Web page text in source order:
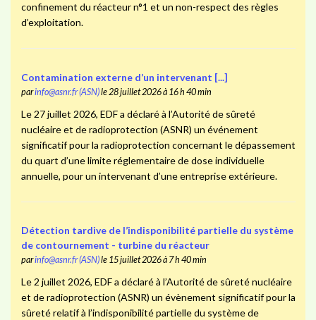
confinement du réacteur n°1 et un non-respect des règles
d’exploitation.
Contamination externe d’un intervenant [...]
parinfo@asnr.fr (ASN)le 28 juillet 2026 à 16 h 40 min
Le 27 juillet 2026, EDF a déclaré à l’Autorité de sûreté
nucléaire et de radioprotection (ASNR) un événement
significatif pour la radioprotection concernant le dépassement
du quart d’une limite réglementaire de dose individuelle
annuelle, pour un intervenant d’une entreprise extérieure.
Détection tardive de l’indisponibilité partielle du système
de contournement - turbine du réacteur
parinfo@asnr.fr (ASN)le 15 juillet 2026 à 7 h 40 min
Le 2 juillet 2026, EDF a déclaré à l’Autorité de sûreté nucléaire
et de radioprotection (ASNR) un évènement significatif pour la
sûreté relatif à l’indisponibilité partielle du système de